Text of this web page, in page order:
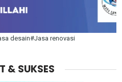
desain#Jasa renovasi
& SUKSES